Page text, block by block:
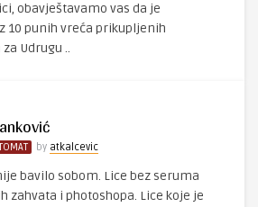
obavještavamo vas da je
10 punih vreća prikupljenih
Udrugu ..
by atkalcevic
bavilo sobom. Lice bez seruma
zahvata i photoshopa. Lice koje je